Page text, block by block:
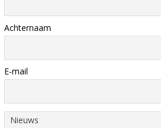
Achternaam
E-mail